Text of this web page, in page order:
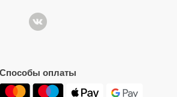
Способы оплаты